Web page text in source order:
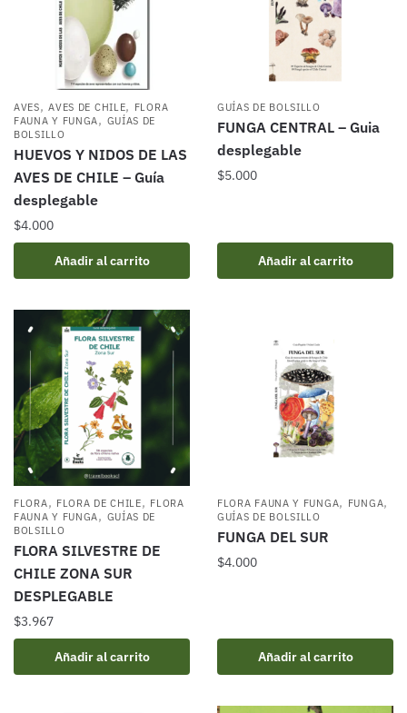
AVES,AVES DE CHILE, FLORA
FAUNA Y FUNGA, GUÍAS DE
BOLSILLO
HUEVOS Y NIDOS DE LAS
AVES DE CHILE – Guía
desplegable
$4.000
Añadir al carrito
GUÍAS DE BOLSILLO
FUNGA CENTRAL – Guia
desplegable
$5.000
Añadir al carrito
FLORA, FLORA DE CHILE, FLORA
FAUNA Y FUNGA, GUÍAS DE
BOLSILLO
FLORA SILVESTRE DE
CHILE ZONA SUR
DESPLEGABLE
$3.967
Añadir al carrito
FLORA FAUNA Y FUNGA, FUNGA,
GUÍAS DE BOLSILLO
FUNGA DEL SUR
$4.000
Añadir al carrito